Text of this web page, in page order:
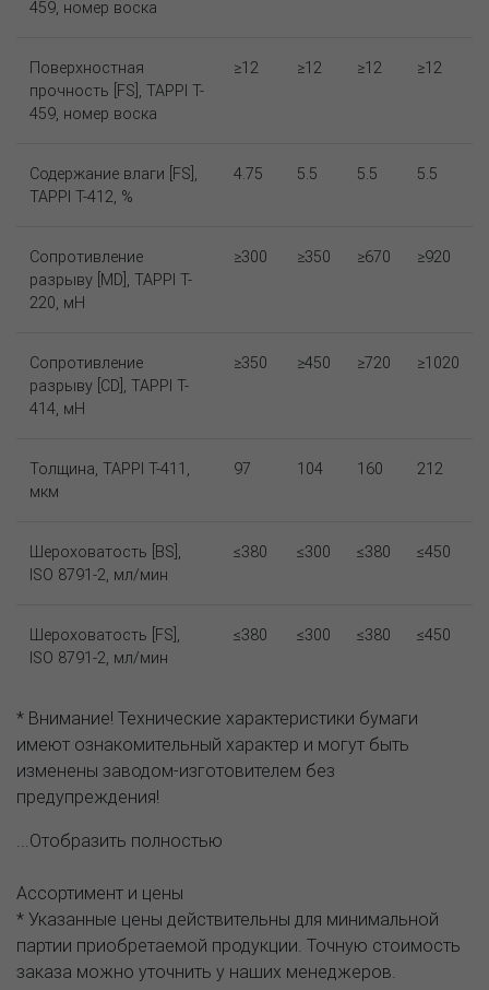
459, номер воска
Поверхностная
прочность [FS], TAPPI T-
459, номер воска
≥12 ≥12 ≥12 ≥12
Содержание влаги [FS],
TAPPI T-412, %
4.75 5.5 5.5 5.5
Сопротивление
разрыву [MD], TAPPI T-
220, мН
≥300 ≥350 ≥670 ≥920
Сопротивление
разрыву [CD], TAPPI T-
414, мН
≥350 ≥450 ≥720 ≥1020
Толщина, TAPPI T-411,
мкм
97 104 160 212
Шероховатость [BS],
ISO 8791-2, мл/мин
≤380 ≤300 ≤380 ≤450
Шероховатость [FS],
ISO 8791-2, мл/мин
≤380 ≤300 ≤380 ≤450
* Внимание! Технические характеристики бумаги
имеют ознакомительный характер и могут быть
изменены заводом-изготовителем без
предупреждения!
...Отобразить полностью
Ассортимент и цены
* Указанные цены действительны для минимальной
партии приобретаемой продукции. Точную стоимость
заказа можно уточнить у наших менеджеров.